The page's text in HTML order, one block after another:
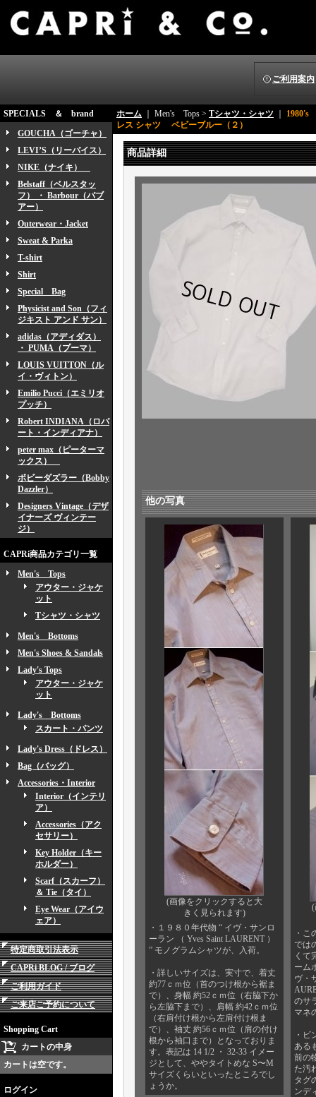
ご利用案内
SPECIALS ＆ brand
GOUCHA（ゴーチャ）
LEVI’S（リーバイス）
NIKE（ナイキ）
Belstaff（ベルスタッ
フ） ・ Barbour（バブ
アー）
Outerwear・Jacket
Sweat & Parka
T-shirt
Shirt
Special Bag
Physicist and Son（フィ
ジキスト アンド サン）
adidas（アディダス）
・ PUMA（プーマ）
LOUIS VUITTON（ル
イ・ヴィトン）
Emilio Pucci（エミリオ
プッチ）
Robert INDIANA（ロバ
ート・インディアナ）
peter max（ピーターマ
ックス）
ボビーダズラー（Bobby
Dazzler）
Designers Vintage（デザ
イナーズ ヴィンテー
ジ）
CAPRi商品カテゴリ一覧
Men's Tops
アウター・ジャケ
ット
Tシャツ・シャツ
Men's Bottoms
Men's Shoes & Sandals
Lady's Tops
アウター・ジャケ
ット
Lady's Bottoms
スカート・パンツ
Lady's Dress（ドレス）
Bag（バッグ）
Accessories・Interior
Interior（インテリ
ア）
Accessories（アク
セサリー）
Key Holder（キー
ホルダー）
Scarf（スカーフ）
＆ Tie（タイ）
Eye Wear（アイウ
ェア）
特定商取引法表示
CAPRi BLOG / ブログ
ご利用ガイド
ご来店ご予約について
Shopping Cart
カートの中身
カートは空です。
ログイン
ホーム ｜ Men's Tops > Tシャツ・シャツ
レス シャツ ベビーブルー（２）
商品詳細
他の写真
(画像をクリックすると大
きく見られます)
・１９８０年代物 “ イヴ・サンロ
ーラン （ Yves Saint LAURENT ）
” モノグラムシャツが、入荷。
・詳しいサイズは、実寸で、着丈
約77ｃｍ位（首のつけ根から裾ま
で）、身幅 約52ｃｍ位（右脇下か
ら左脇下まで）、肩幅 約42ｃｍ位
（右肩付け根から左肩付け根ま
で）、袖丈 約56ｃｍ位（肩の付け
根から袖口まで）となっておりま
す。表記は 14 1/2 ・ 32-33 イメー
ジとして、ややタイトめな S〜M
サイズくらいといったところでし
ょうか。
(
・こ
では
くて
ーム
ヴ・
のサ
マネ
・ビ
ある
前の
た汚
タグ
ンデ